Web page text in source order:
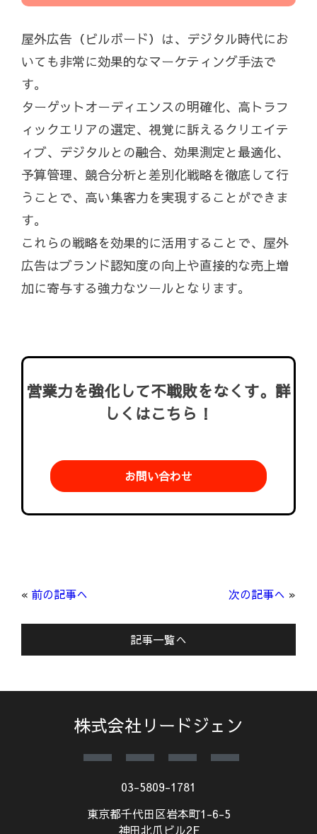
屋外広告（ビルボード）は、デジタル時代にお
いても非常に効果的なマーケティング手法で
す。
ターゲットオーディエンスの明確化、高トラフ
ィックエリアの選定、視覚に訴えるクリエイテ
ィブ、デジタルとの融合、効果測定と最適化、
予算管理、競合分析と差別化戦略を徹底して行
うことで、高い集客力を実現することができま
す。
これらの戦略を効果的に活用することで、屋外
広告はブランド認知度の向上や直接的な売上増
加に寄与する強力なツールとなります。
営業力を強化して不戦敗をなくす。詳
しくはこちら！
お問い合わせ
« 前の記事へ 次の記事へ »
記事一覧へ
株式会社リードジェン
03-5809-1781
東京都千代田区岩本町1-6-5
神田北爪ビル2F